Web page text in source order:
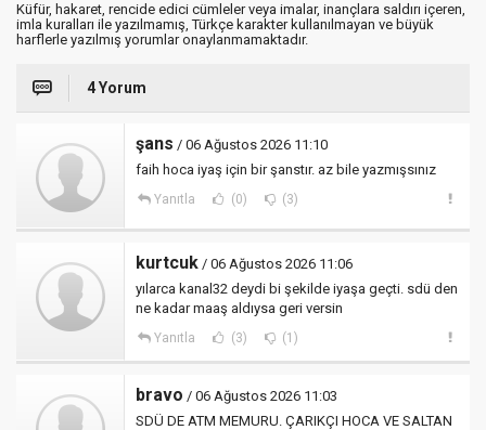
Küfür, hakaret, rencide edici cümleler veya imalar, inançlara saldırı içeren,
imla kuralları ile yazılmamış, Türkçe karakter kullanılmayan ve büyük
harflerle yazılmış yorumlar onaylanmamaktadır.
4 Yorum
şans / 06 Ağustos 2026 11:10
faih hoca iyaş için bir şanstır. az bile yazmışsınız
Yanıtla (0) (3)
kurtcuk / 06 Ağustos 2026 11:06
yılarca kanal32 deydi bi şekilde iyaşa geçti. sdü den
ne kadar maaş aldıysa geri versin
Yanıtla (3) (1)
bravo / 06 Ağustos 2026 11:03
SDÜ DE ATM MEMURU. ÇARIKÇI HOCA VE SALTAN